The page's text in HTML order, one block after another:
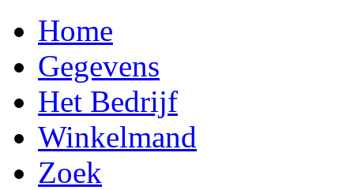
Home
Gegevens
Het Bedrijf
Winkelmand
Zoek